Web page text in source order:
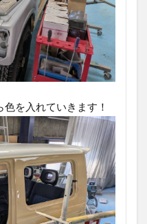
を入れていきます！